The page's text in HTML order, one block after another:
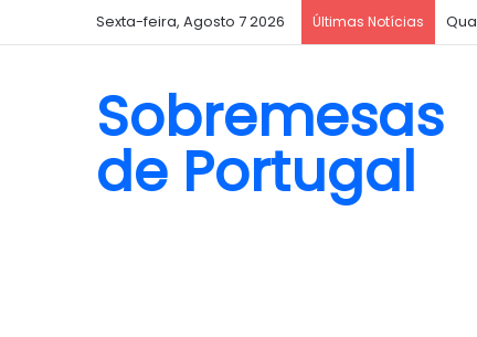
Sexta-feira, Agosto 7 2026 Últimas Notícias
Sobremesas
de Portugal